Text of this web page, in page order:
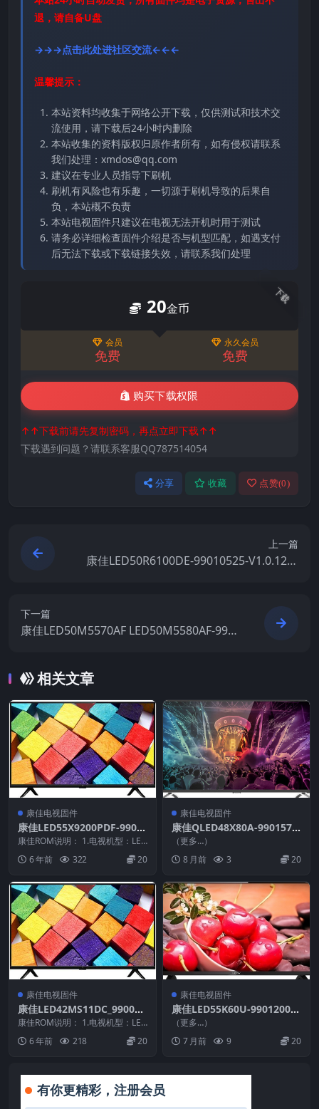
退，请自备U盘
→→→点击此处进社区交流←←←
温馨提示：
本站资料均收集于网络公开下载，仅供测试和技术交
流使用，请下载后24小时内删除
本站收集的资料版权归原作者所有，如有侵权请联系
我们处理：xmdos@qq.com
建议在专业人员指导下刷机
刷机有风险也有乐趣，一切源于刷机导致的后果自
负，本站概不负责
本站电视固件只建议在电视无法开机时用于测试
请务必详细检查固件介绍是否与机型匹配，如遇支付
后无法下载或下载链接失效，请联系我们处理
下载
20金币
会员
免费
永久会员
免费
购买下载权限
↑↑下载前请先复制密码，再点立即下载↑↑
下载遇到问题？请联系客服QQ787514054
分享 收藏 点赞(0)
上一篇
康佳LED50R6100DE-99010525-V1.0.12原
下一篇
康佳LED50M5570AF LED50M5580AF-9901
相关文章
康佳电视固件
康佳LED55X9200PDF-9901
1323-V1.0.00原厂系统刷机
电视固件包下载
康佳ROM说明： 1.电视机型：LED
55X9200PDF 2.物料号：9901...
6 年前 322 20
康佳电视固件
康佳QLED48X80A-9901573
6-V1.0.01-72000952YT._U盘
刷机固件
（更多…）
8 月前
3 20
康佳电视固件
康佳LED42MS11DC_990090
95-V1.0.06原厂系统刷机电视
固件包下载
康佳ROM说明： 1.电视机型：LED
42MS11DC 2.物料号：990090...
6 年前 218 20
康佳电视固件
康佳LED55K60U-99012001-
V2.3.04-71002683_U盘刷机
固件
（更多…）
7 月前
9 20
有你更精彩，注册会员